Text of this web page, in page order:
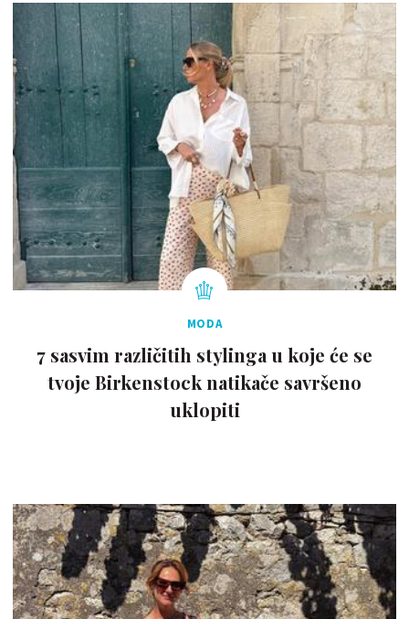
MODA
7 sasvim različitih stylinga u koje će se
tvoje Birkenstock natikače savršeno
uklopiti